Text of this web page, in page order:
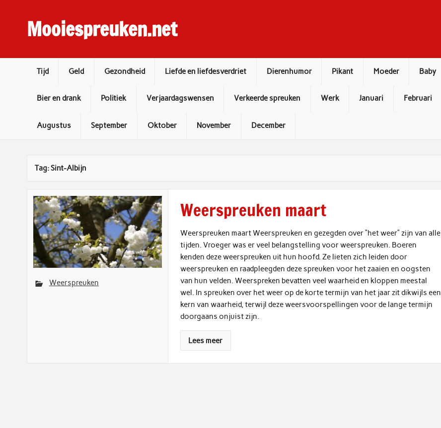
Mooiespreuken.net
Tijd Geld Gezondheid Liefde en liefdesverdriet Dierenhumor Pikant Moeder Baby
Bier en drank Politiek Verjaardagswensen Verkeerde spreuken Werk Januari Februari
Augustus September Oktober November December
Tag:Sint-Albijn
Weerspreuken
Weerspreuken maart
Weerspreuken maart Weerspreuken en gezegden over “het weer” zijn van alle
tijden. Vroeger was er veel belangstelling voor weerspreuken. Boeren
kenden deze weerspreuken uit hun hoofd. Ze lieten zich leiden door
weerspreuken en raadpleegden deze spreuken voor het zaaien en oogsten
van hun velden. Weerspreken bevatten veel waarheid en kloppen meestal
wel. In spreuken over het weer op de korte termijn van het jaar zit dikwijls een
kern van waarheid, terwijl deze weersvoorspellingen voor de lange termijn
doorgaans onjuist zijn.
Lees meer